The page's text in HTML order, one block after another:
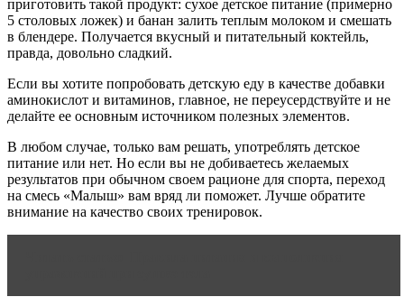
приготовить такой продукт: сухое детское питание (примерно
5 столовых ложек) и банан залить теплым молоком и смешать
в блендере. Получается вкусный и питательный коктейль,
правда, довольно сладкий.
Если вы хотите попробовать детскую еду в качестве добавки
аминокислот и витаминов, главное, не переусердствуйте и не
делайте ее основным источником полезных элементов.
В любом случае, только вам решать, употреблять детское
питание или нет. Но если вы не добиваетесь желаемых
результатов при обычном своем рационе для спорта, переход
на смесь «Малыш» вам вряд ли поможет. Лучше обратите
внимание на качество своих тренировок.